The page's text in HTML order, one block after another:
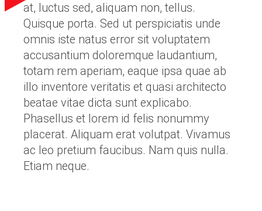
at, luctus sed, aliquam non, tellus.
Quisque porta. Sed ut perspiciatis unde
omnis iste natus error sit voluptatem
accusantium doloremque laudantium,
totam rem aperiam, eaque ipsa quae ab
illo inventore veritatis et quasi architecto
beatae vitae dicta sunt explicabo.
Phasellus et lorem id felis nonummy
placerat. Aliquam erat volutpat. Vivamus
ac leo pretium faucibus. Nam quis nulla.
Etiam neque.